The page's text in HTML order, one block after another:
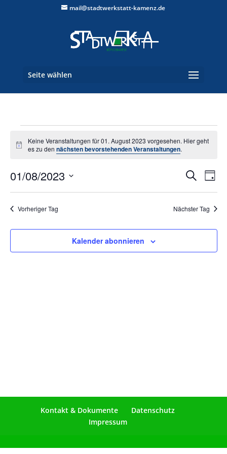
mail@stadtwerkstatt-kamenz.de
Seite wählen
Veranstaltungen
für
August
2023
Hinweis
Keine Veranstaltungen für 01. August 2023 vorgesehen. Hier geht
es zu dennächsten bevorstehenden Veranstaltungen.
Suche
SucheTag
01/08/2023
Vorheriger Tag Nächster Tag
Kalender abonnieren
Kontakt & Dokumente
Datenschutz
Impressum